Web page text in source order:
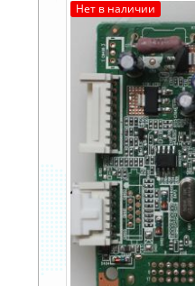
Нет в наличии